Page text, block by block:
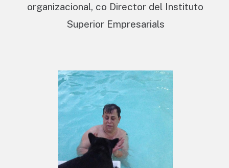
organizacional, co Director del Instituto
Superior Empresarials